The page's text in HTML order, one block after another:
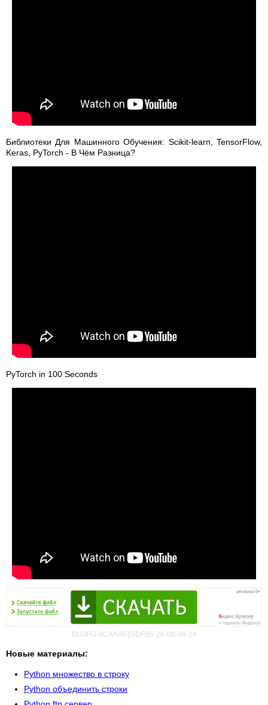
Библиотеки Для Машинного Обучения: Scikit-learn, TensorFlow,
Keras, PyTorch - В Чём Разница?
PyTorch in 100 Seconds
BLGPG-9CAAAF15DFB5-26-08-09-14
Новые материалы:
Python множество в строку
Python объединить строки